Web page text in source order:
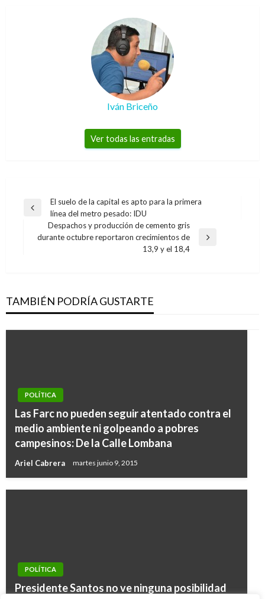
Iván Briceño
Ver todas las entradas
Navegación
entradas
Entrada
anterior
El suelo de la capital es apto para la primera
línea del metro pesado: IDU
Entrada
Despachos y producción de cemento gris
durante octubre reportaron crecimientos de
13,9 y el 18,4
TAMBIÉN PODRÍA GUSTARTE
POLÍTICA
Las Farc no pueden seguir atentado contra el
medio ambiente ni golpeando a pobres
campesinos: De la Calle Lombana
Ariel Cabrera martes junio 9, 2015
POLÍTICA
Presidente Santos no ve ninguna posibilidad
POLÍTICA